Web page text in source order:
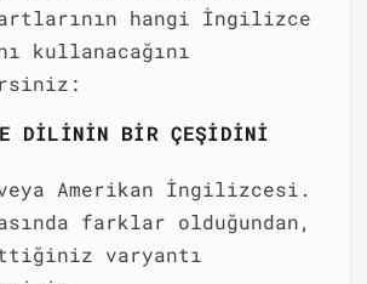
hangi İngilizce
kullanacağını
DILININ BIR ÇEŞIDINI
Amerikan İngilizcesi.
farklar olduğundan,
varyantı